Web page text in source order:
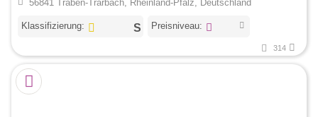
56841 Traben-Trarbach, Rheinland-Pfalz, Deutschland
Klassifizierung: Preisniveau:
314